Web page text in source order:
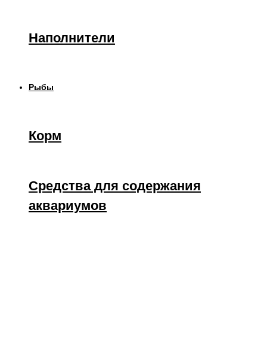
Наполнители
Рыбы
Корм
Средства для содержания
аквариумов